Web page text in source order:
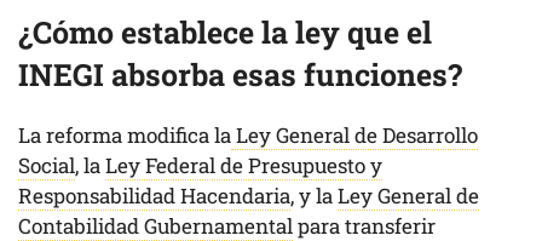
¿Cómo establece la ley que el
INEGI absorba esas funciones?
La reforma modifica laLey General de Desarrollo
Social, laLey Federal de Presupuesto y
Responsabilidad Hacendaria, y laLey General de
Contabilidad Gubernamentalpara transferir